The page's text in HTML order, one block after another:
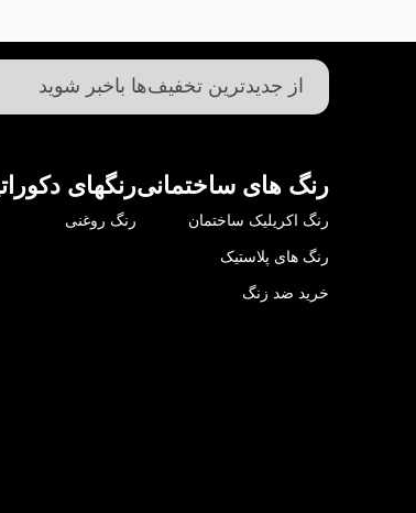
رنگ های ساختمانی
رنگ اکریلیک ساختمان
رنگ های پلاستیک
خرید ضد زنگ
رنگهای
رنگ روغنی